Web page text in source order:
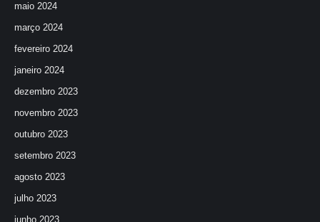
maio 2024
março 2024
fevereiro 2024
janeiro 2024
dezembro 2023
novembro 2023
outubro 2023
setembro 2023
agosto 2023
julho 2023
junho 2023